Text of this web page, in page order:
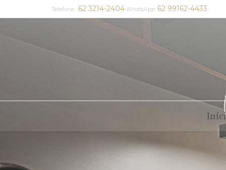
Telefone: 62 3214-2404 WhatsApp: 62 99162-4433